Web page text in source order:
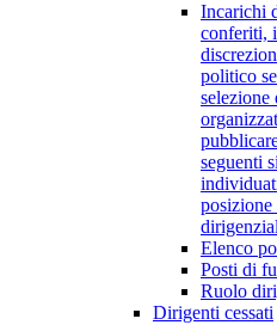
Incarichi
conferiti,
politico
seguenti
Elenco
Posti di
Ruolo
Dirigenti cessati